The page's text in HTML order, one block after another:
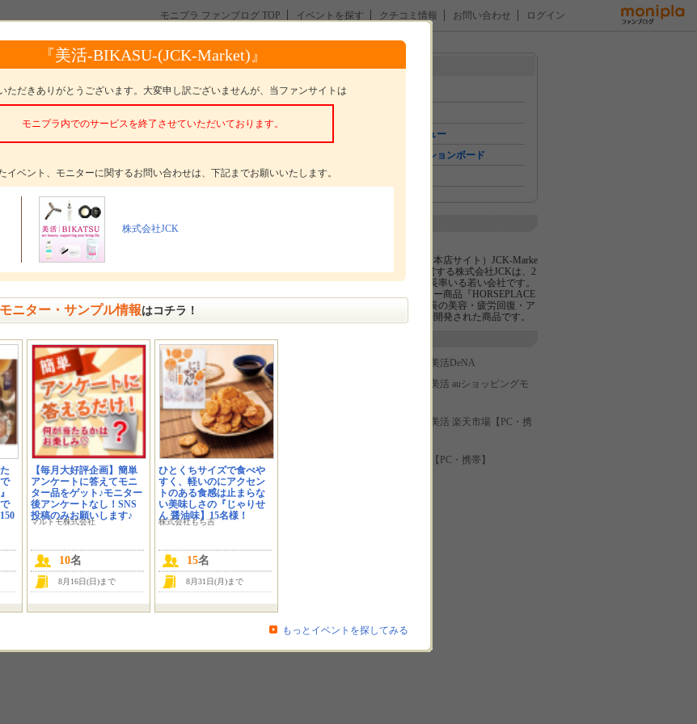
モニプラ ファンブログ TOP イベントを探す クチコミ情報 お問い合わせ ログイン
『美活-BIKASU-(JCK-Market)』
ただきありがとうございます。大変申し訳ございませんが、当ファンサイトは
モニプラ内でのサービスを終了させていただいております。
イベント、モニターに関するお問い合わせは、下記までお願いいたします。
株式会社JCK
ニター・サンプル情報はコチラ！
【毎月大好評企画】簡単
アンケートに答えてモニ
ター品をゲット♪モニター
後アンケートなし！SNS
投稿のみお願いします♪
マルトモ株式会社
10名
8月16日(日)まで
ひとくちサイズで食べや
すく、軽いのにアクセン
トのある食感は止まらな
い美味しさの『じゃりせ
ん 醤油味】15名様！
株式会社もち吉
15名
8月31日(月)まで
もっとイベントを探してみる
ケーションボード
トピック フォト 動画 イベント ニュース
がありません。
メニュー
おためしレビュー
コミュニケーションボード
美活-BIKATSU-（本店サイト）JCK-Marke
t（楽天店）を運営する株式会社JCKは、2
006年設立の女社長率いる若い会社です。
当社のロングセラー商品『HORSEPLACE
NTA100』は、社長の美容・疲労回復・ア
レルギー体質改善開発された商品です。
プラセンタの美活DeNA
プラセンタの美活 auショッピングモ
プラセンタの美活 楽天市場【PC・携
新本店サイト【PC・携帯】